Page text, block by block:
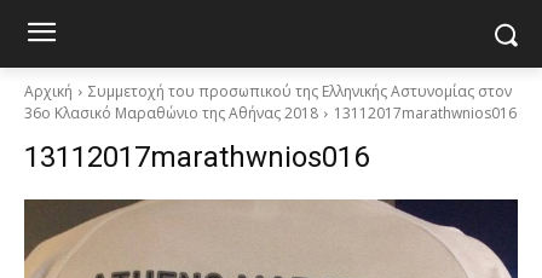
Αρχική
Συμμετοχή του προσωπικού της Ελληνικής Αστυνομίας στον
36ο Κλασικό Μαραθώνιο της Αθήνας 2018
13112017marathwnios016
13112017marathwnios016